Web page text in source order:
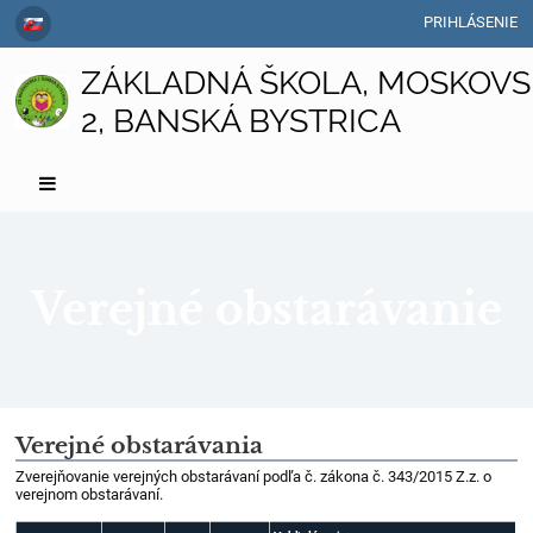
PRIHLÁSENIE
ZÁKLADNÁ ŠKOLA,
2, BANSKÁ BYSTRICA
Verejné
obstarávanie
Verejné obstarávania
Zverejňovanie verejných obstarávaní podľa č. zákona č. 343/2015 Z.z. o
verejnom obstarávaní.